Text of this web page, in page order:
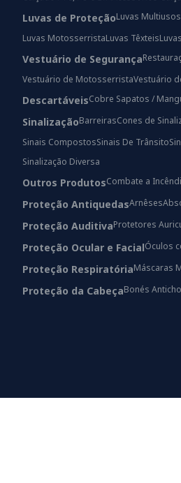
Luvas de ProteçãoLuvas Multiusos
Luvas MotosserristaLuvas Têxteis
Vestuário de Segurança
Vestuário de MotosserristaVestuário
DescartáveisCobre Sapatos /
SinalizaçãoBarreirasCones de
Sinais CompostosSinais De Trânsito
Sinalização Diversa
Outros ProdutosCombate a
Proteção AntiquedasArnêses
Proteção AuditivaProtetores
Proteção Ocular e FacialÓculos
Proteção RespiratóriaMáscaras
Proteção da CabeçaBonés